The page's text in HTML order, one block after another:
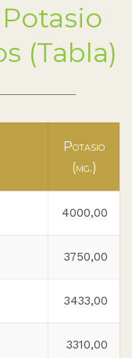
(Tabla)
Potasio
(mg.)
4000,00
3750,00
3433,00
3310,00